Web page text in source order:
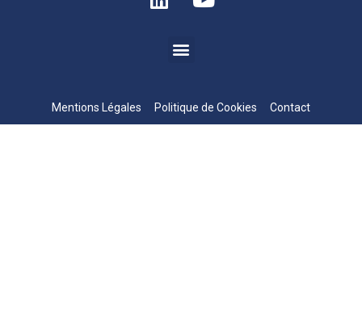
Mentions Légales Politique de Cookies Contact